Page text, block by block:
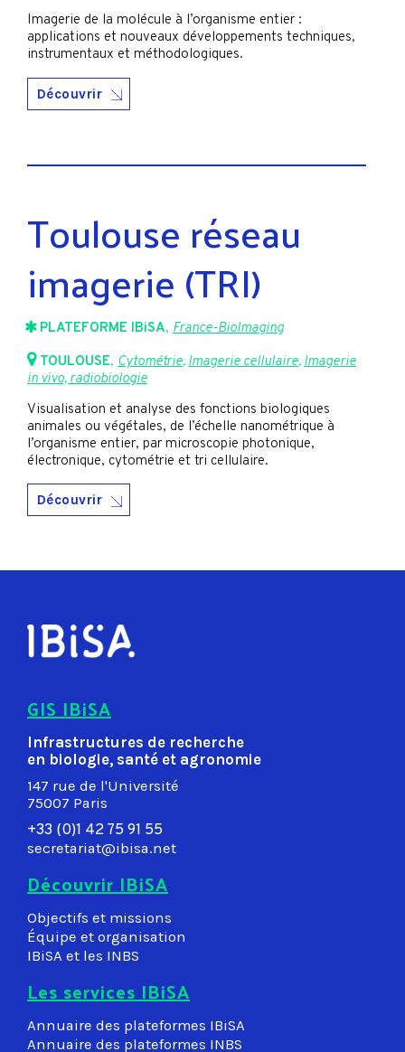
Imagerie de la molécule à l’organisme entier :
applications et nouveaux développements techniques,
instrumentaux et méthodologiques.
Découvrir
Toulouse réseau
imagerie (TRI)
PLATEFORME IBiSA, France-BioImaging
TOULOUSE, Cytométrie,Imagerie cellulaire,Imagerie
in vivo, radiobiologie
Visualisation et analyse des fonctions biologiques
animales ou végétales, de l’échelle nanométrique à
l’organisme entier, par microscopie photonique,
électronique, cytométrie et tri cellulaire.
Découvrir
GIS IBiSA
Infrastructures de recherche
en biologie, santé et agronomie
147 rue de l'Université
75007 Paris
+33 (0)1 42 75 91 55
secretariat@ibisa.net
Découvrir IBiSA
Objectifs et missions
Équipe et organisation
IBiSA et les INBS
Les services IBiSA
Annuaire des plateformes IBiSA
Annuaire des plateformes INBS